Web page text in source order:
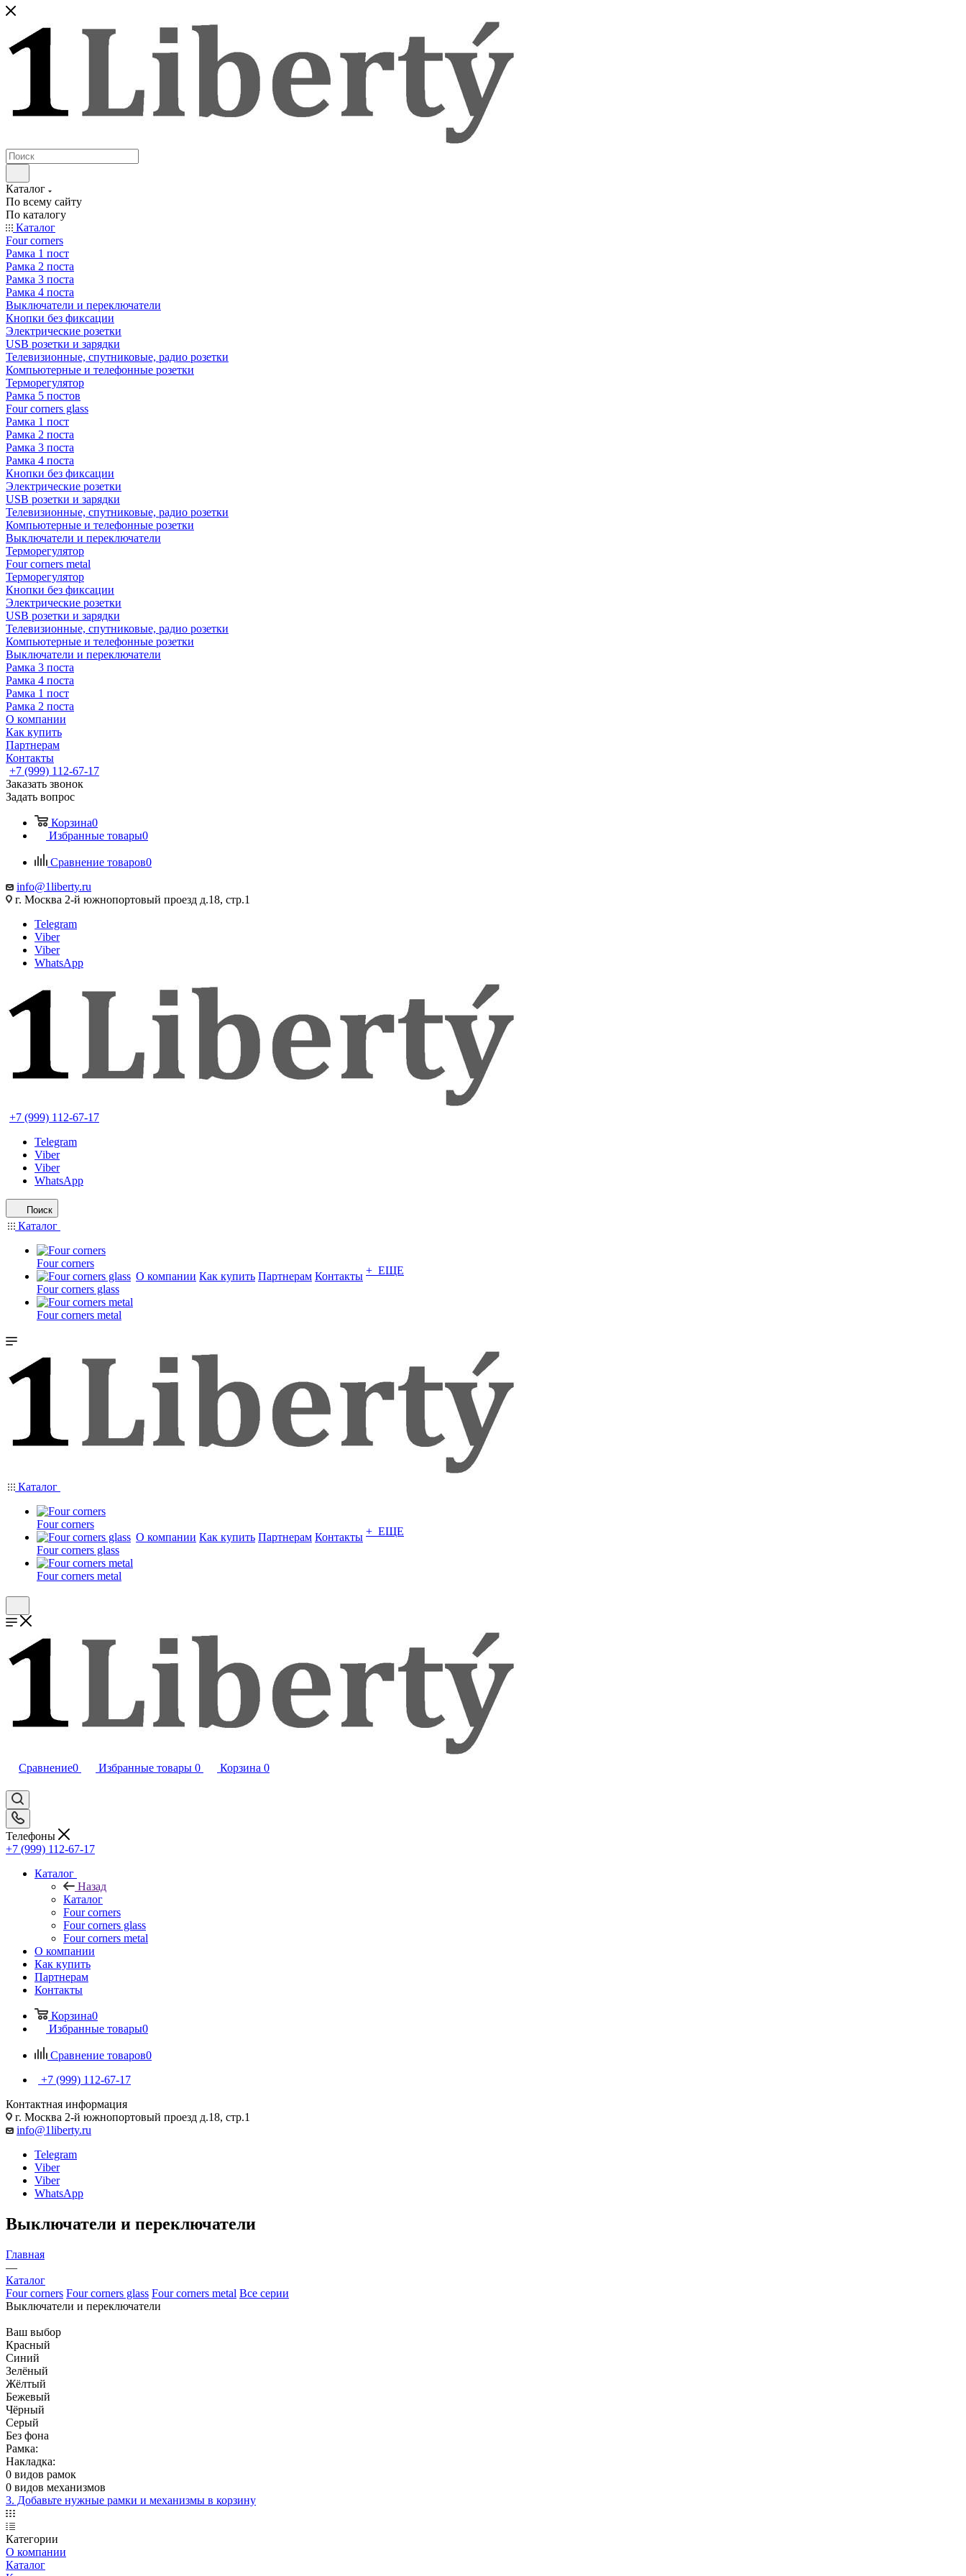
Каталог
По всему сайту
По каталогу
Каталог
Four corners
Рамка 1 пост
Рамка 2 поста
Рамка 3 поста
Рамка 4 поста
Выключатели и переключатели
Кнопки без фиксации
Электрические розетки
USB розетки и зарядки
Телевизионные, спутниковые, радио розетки
Компьютерные и телефонные розетки
Терморегулятор
Рамка 5 постов
Four corners glass
Рамка 1 пост
Рамка 2 поста
Рамка 3 поста
Рамка 4 поста
Кнопки без фиксации
Электрические розетки
USB розетки и зарядки
Телевизионные, спутниковые, радио розетки
Компьютерные и телефонные розетки
Выключатели и переключатели
Терморегулятор
Four corners metal
Терморегулятор
Кнопки без фиксации
Электрические розетки
USB розетки и зарядки
Телевизионные, спутниковые, радио розетки
Компьютерные и телефонные розетки
Выключатели и переключатели
Рамка 3 поста
Рамка 4 поста
Рамка 1 пост
Рамка 2 поста
О компании
Как купить
Партнерам
Контакты
+7 (999) 112-67-17
Заказать звонок
Задать вопрос
Корзина0
Избранные товары0
Сравнение товаров0
info@1liberty.ru
г. Москва 2-й южнопортовый проезд д.18, стр.1
Telegram
Viber
Viber
WhatsApp
+7 (999) 112-67-17
Telegram
Viber
Viber
WhatsApp
Поиск
Каталог
Four corners
Four corners glass
Four corners metal
О компании Как купить Партнерам Контакты + ЕЩЕ
Каталог
Four corners
Four corners glass
Four corners metal
О компании Как купить Партнерам Контакты + ЕЩЕ
Сравнение0 Избранные товары 0 Корзина 0
Телефоны
+7 (999) 112-67-17
Каталог
Назад
Каталог
Four corners
Four corners glass
Four corners metal
О компании
Как купить
Партнерам
Контакты
Корзина0
Избранные товары0
Сравнение товаров0
+7 (999) 112-67-17
Контактная информация
г. Москва 2-й южнопортовый проезд д.18, стр.1
info@1liberty.ru
Telegram
Viber
Viber
WhatsApp
Выключатели и переключатели
Главная
—
Каталог
Four corners Four corners glass Four corners metal Все серии
Выключатели и переключатели
Ваш выбор
Красный
Синий
Зелёный
Жёлтый
Бежевый
Чёрный
Серый
Без фона
Рамка:
Накладка:
0 видов рамок
0 видов механизмов
3. Добавьте нужные рамки и механизмы в корзину
Категории
О компании
Каталог